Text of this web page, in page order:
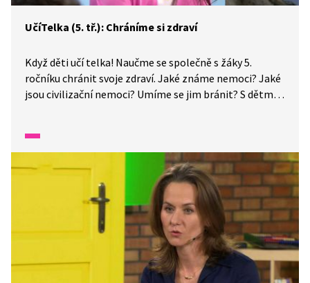
UčíTelka (5. tř.): Chráníme si zdraví
Když děti učí telka! Naučme se společně s žáky 5.
ročníku chránit svoje zdraví. Jaké známe nemoci? Jaké
jsou civilizační nemoci? Umíme se jim bránit? S dětmi
prospěšné, odhadneme naši potřebu spánku
a nezapomeneme ani na sportování.